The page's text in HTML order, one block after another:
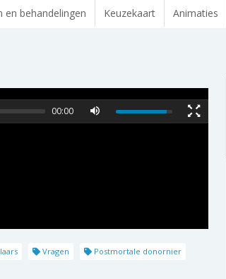
en behandelingen Keuzekaart Animaties
00:00
Vragen Postmortale donornier